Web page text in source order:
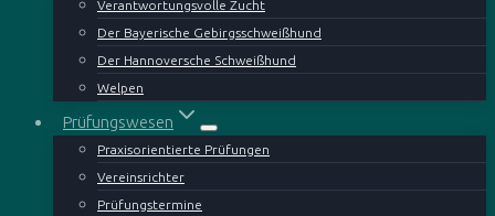
Verantwortungsvolle Zucht
Der Bayerische Gebirgsschweißhund
Der Hannoversche Schweißhund
Welpen
Prüfungswesen
Praxisorientierte Prüfungen
Vereinsrichter
Prüfungstermine